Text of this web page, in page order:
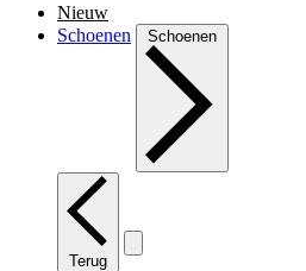
Nieuw
Schoenen
Schoenen
Terug